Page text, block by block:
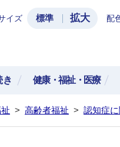
土浦市公式ホー
イズ 標準 拡大 配
き 健康・福祉・医療
> 高齢者福祉 > 認知症